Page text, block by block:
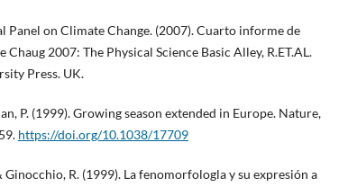
Panel on Climate Change. (2007). Cuarto informe de
Chaug 2007: The Physical Science Basic Alley, R.ET.AL.
Press. UK.
P. (1999). Growing season extended in Europe. Nature,
https://doi.org/10.1038/17709
Ginocchio, R. (1999). La fenomorfologla y su expresión a